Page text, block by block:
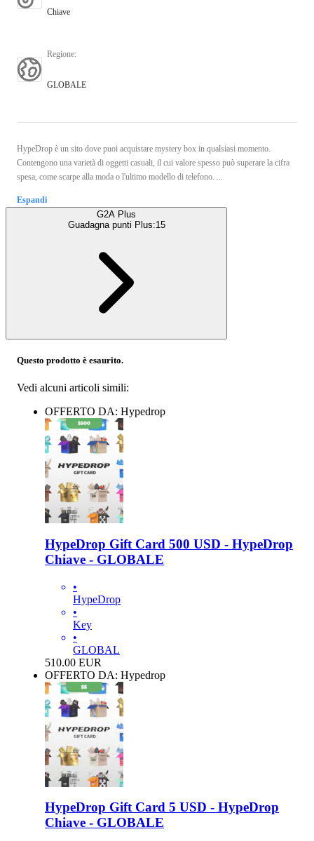
Chiave
Regione:
GLOBALE
HypeDrop è un sito dove puoi acquistare mystery box in qualsiasi momento.
Contengono una varietà di oggetti casuali, il cui valore spesso può superare la cifra
spesa, come scarpe alla moda o l'ultimo modello di telefono. ...
Espandi
G2A Plus
Guadagna punti Plus:15
Questo prodotto è esaurito.
Vedi alcuni articoli simili:
OFFERTO DA: Hypedrop
HypeDrop Gift Card 500 USD - HypeDrop
Chiave - GLOBALE
•
HypeDrop
•
Key
•
GLOBAL
510.00 EUR
OFFERTO DA: Hypedrop
HypeDrop Gift Card 5 USD - HypeDrop
Chiave - GLOBALE